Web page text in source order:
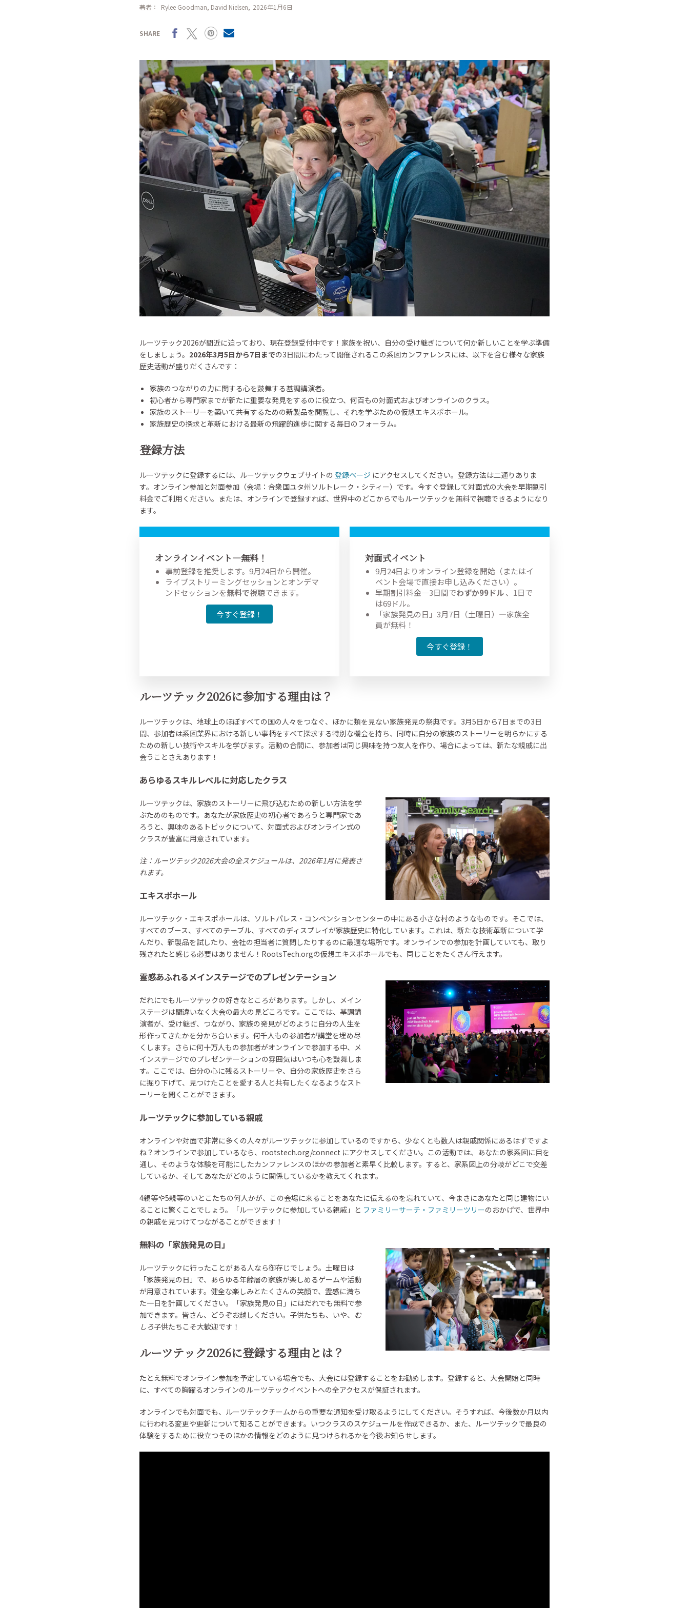
著者： Rylee Goodman, David Nielsen 2026年1月6日
SHARE
ルーツテック2026が間近に迫っており、現在登録受付中です！家族を祝い、自分の受け継ぎについて何か新しいことを学ぶ準備
をしましょう。 2026年3月5日から7日までの3日間にわたって開催されるこの系図カンファレンスには、以下を含む様々な家族
歴史活動が盛りだくさんです：
家族のつながりの力に関する心を鼓舞する基調講演者。
初心者から専門家までが新たに重要な発見をするのに役立つ、何百もの対面式およびオンラインのクラス。
家族のストーリーを築いて共有するための新製品を閲覧し、それを学ぶための仮想エキスポホール。
家族歴史の探求と革新における最新の飛躍的進歩に関する毎日のフォーラム。
登録方法
ルーツテックに登録するには、ルーツテックウェブサイトの 登録ページ にアクセスしてください。登録方法は二通りありま
す。オンライン参加と対面参加（会場：合衆国ユタ州ソルトレーク・シティー）です。今すぐ登録して対面式の大会を早期割引
料金でご利用ください。または、オンラインで登録すれば、世界中のどこからでもルーツテックを無料で視聴できるようになり
ます。
オンラインイベント―無料！
事前登録を推奨します。9月24日から開催。
ライブストリーミングセッションとオンデマ
ンドセッションを無料で視聴できます。
今すぐ登録！
対面式イベント
9月24日よりオンライン登録を開始（またはイ
ベント会場で直接お申し込みください）。
早期割引料金―3日間でわずか99ドル、1日で
は69ドル。
「家族発見の日」3月7日（土曜日）―家族全
員が無料！
今すぐ登録！
ルーツテック2026に参加する理由は？
ルーツテックは、地球上のほぼすべての国の人々をつなぐ、ほかに類を見ない家族発見の祭典です。3月5日から7日までの3日
間、参加者は系図業界における新しい事柄をすべて探求する特別な機会を持ち、同時に自分の家族のストーリーを明らかにする
ための新しい技術やスキルを学びます。活動の合間に、参加者は同じ興味を持つ友人を作り、場合によっては、新たな親戚に出
会うことさえあります！
あらゆるスキルレベルに対応したクラス
ルーツテックは、家族のストーリーに飛び込むための新しい方法を学
ぶためのものです。あなたが家族歴史の初心者であろうと専門家であ
ろうと、興味のあるトピックについて、対面式およびオンライン式の
クラスが豊富に用意されています。
注：ルーツテック2026大会の全スケジュールは、2026年1月に発表さ
れます。
エキスポホール
ルーツテック・エキスポホールは、ソルトパレス・コンベンションセンターの中にある小さな村のようなものです。そこでは、
すべてのブース、すべてのテーブル、すべてのディスプレイが家族歴史に特化しています。これは、新たな技術革新について学
んだり、新製品を試したり、会社の担当者に質問したりするのに最適な場所です。オンラインでの参加を計画していても、取り
残されたと感じる必要はありません！RootsTech.orgの仮想エキスポホールでも、同じことをたくさん行えます。
霊感あふれるメインステージでのプレゼンテーション
だれにでもルーツテックの好きなところがあります。しかし、メイン
ステージは間違いなく大会の最大の見どころです。ここでは、基調講
演者が、受け継ぎ、つながり、家族の発見がどのように自分の人生を
形作ってきたかを分かち合います。何千人もの参加者が講堂を埋め尽
くします。さらに何十万人もの参加者がオンラインで参加する中、メ
インステージでのプレゼンテーションの雰囲気はいつも心を鼓舞しま
す。ここでは、自分の心に残るストーリーや、自分の家族歴史をさら
に掘り下げて、見つけたことを愛する人と共有したくなるようなスト
ーリーを聞くことができます。
ルーツテックに参加している親戚
オンラインや対面で非常に多くの人々がルーツテックに参加しているのですから、少なくとも数人は親戚関係にあるはずですよ
ね？オンラインで参加しているなら、rootstech.org/connect にアクセスしてください。この活動では、あなたの家系図に目を
通し、そのような体験を可能にしたカンファレンスのほかの参加者と素早く比較します。すると、家系図上の分岐がどこで交差
しているか、そしてあなたがどのように関係しているかを教えてくれます。
4親等や5親等のいとこたちの何人かが、この会場に来ることをあなたに伝えるのを忘れていて、今まさにあなたと同じ建物にい
ることに驚くことでしょう。「ルーツテックに参加している親戚」と ファミリーサーチ・ファミリーツリーのおかげで、世界中
の親戚を見つけてつながることができます！
無料の「家族発見の日」
ルーツテックに行ったことがある人なら御存じでしょう。土曜日は
「家族発見の日」で、あらゆる年齢層の家族が楽しめるゲームや活動
が用意されています。健全な楽しみとたくさんの笑顔で、霊感に満ち
た一日を計画してください。「家族発見の日」にはだれでも無料で参
加できます。皆さん、どうぞお越しください。子供たちも、いや、 む
しろ子供たちこそ大歓迎です！
ルーツテック2026に登録する理由とは？
たとえ無料でオンライン参加を予定している場合でも、大会には登録することをお勧めします。登録すると、大会開始と同時
に、すべての胸躍るオンラインのルーツテックイベントへの全アクセスが保証されます。
オンラインでも対面でも、ルーツテックチームからの重要な通知を受け取るようにしてください。そうすれば、今後数か月以内
に行われる変更や更新について知ることができます。いつクラスのスケジュールを作成できるか、また、ルーツテックで最良の
体験をするために役立つそのほかの情報をどのように見つけられるかを今後お知らせします。